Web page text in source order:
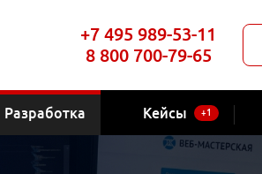
+7 495 989-53-11
8 800 700-79-65
Разработка Кейсы +1